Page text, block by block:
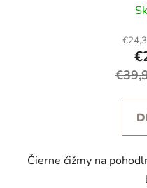
Čierne čižmy na